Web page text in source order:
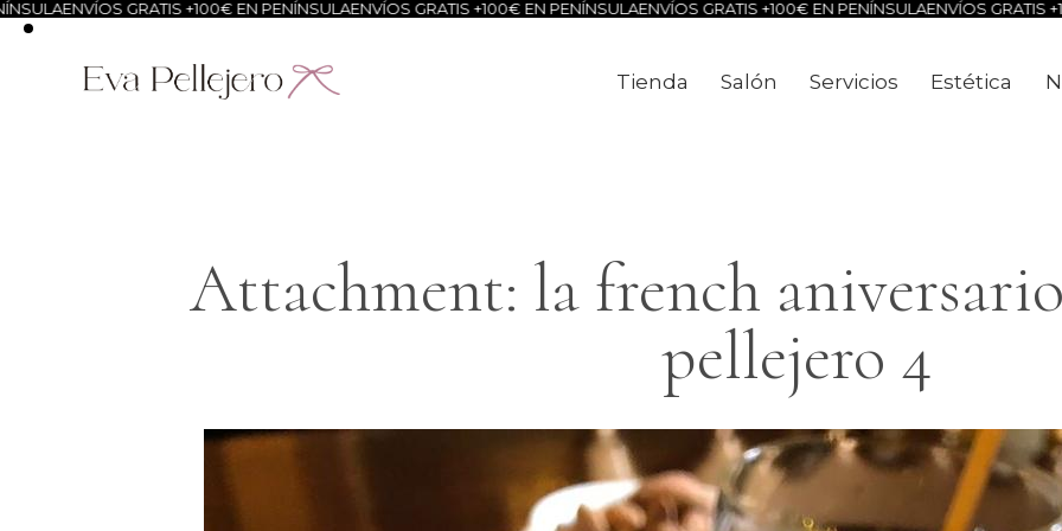
ENVÍOS GRATIS +100€ EN PENÍNSULAENVÍOS GRATIS +100€ EN PENÍNSULAENVÍOS GRATIS +100€ EN PENÍNSULAENVÍOS GRATIS +100€
Tienda Salón Servicios Estética
Attachment: la french
pellejero 4